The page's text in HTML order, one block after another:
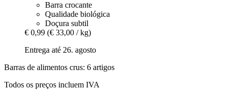
Barra crocante
Qualidade biológica
Doçura subtil
€ 0,99 (€ 33,00 / kg)
Entrega até 26. agosto
Barras de alimentos crus: 6 artigos
Todos os preços incluem IVA